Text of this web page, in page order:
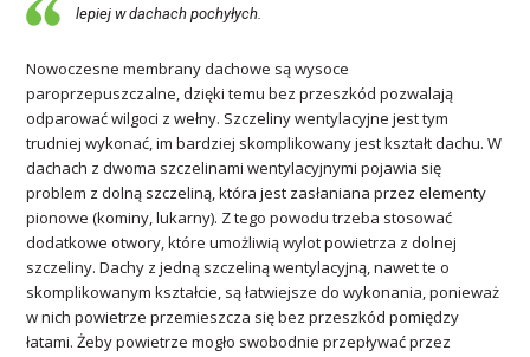
lepiej w dachach pochyłych.
Nowoczesne membrany dachowe są wysoce
paroprzepuszczalne, dzięki temu bez przeszkód pozwalają
odparować wilgoci z wełny. Szczeliny wentylacyjne jest tym
trudniej wykonać, im bardziej skomplikowany jest kształt dachu. W
dachach z dwoma szczelinami wentylacyjnymi pojawia się
problem z dolną szczeliną, która jest zasłaniana przez elementy
pionowe (kominy, lukarny). Z tego powodu trzeba stosować
dodatkowe otwory, które umożliwią wylot powietrza z dolnej
szczeliny. Dachy z jedną szczeliną wentylacyjną, nawet te o
skomplikowanym kształcie, są łatwiejsze do wykonania, ponieważ
w nich powietrze przemieszcza się bez przeszkód pomiędzy
łatami. Żeby powietrze mogło swobodnie przepływać przez